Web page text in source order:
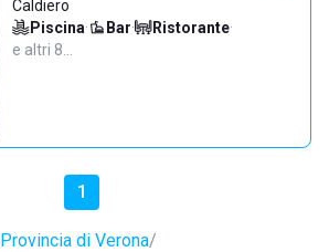
Caldiero
Piscina· Bar· Ristorante·
e altri 8…
1
Provincia di Verona